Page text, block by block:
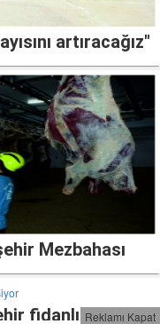
artıracağız"
Mezbahası
fidanlığında
Reklamı Kapat